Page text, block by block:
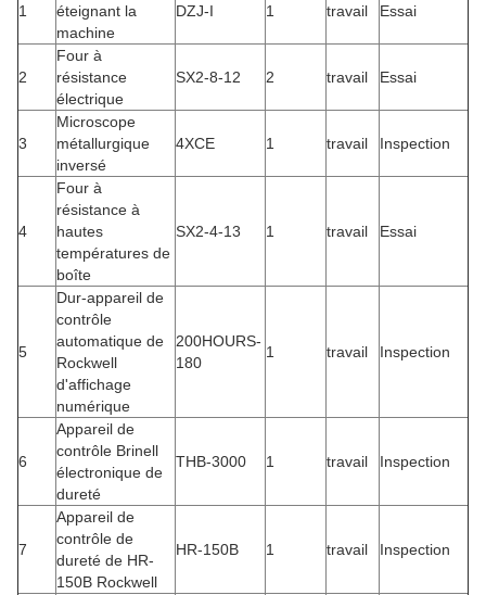
1
éteignant la
machine
DZJ-I 1 travail Essai
2
Four à
résistance
électrique
SX2-8-12 2 travail Essai
3
Microscope
métallurgique
inversé
4XCE 1 travail Inspection
4
Four à
résistance à
hautes
températures de
boîte
SX2-4-13 1 travail Essai
5
Dur-appareil de
contrôle
automatique de
Rockwell
d'affichage
numérique
200HOURS-
180
1 travail Inspection
6
Appareil de
contrôle Brinell
électronique de
dureté
THB-3000 1 travail Inspection
7
Appareil de
contrôle de
dureté de HR-
150B Rockwell
HR-150B 1 travail Inspection